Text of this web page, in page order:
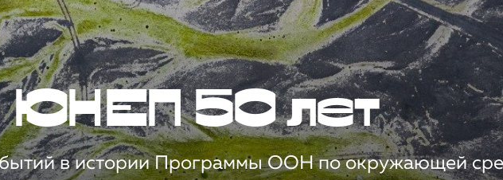
ЮНЕП 50 лет
в истории Программы ООН по окружающей